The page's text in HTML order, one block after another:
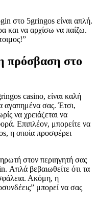
στο 5gringos είναι απλή.
και να αρχίσω να παίζω.
πρόσβαση στο
casino, είναι καλή
αγαπημένα σας. Έτσι,
να χρειάζεται να
Επιπλέον, μπορείτε να
η οποία προσφέρει
στον περιηγητή σας
Απλά βεβαιωθείτε ότι τα
Ακόμη, η
μπορεί να σας